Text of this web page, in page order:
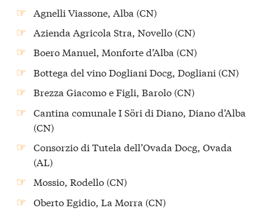
Agnelli Viassone, Alba (CN)
Azienda Agricola Stra, Novello (CN)
Boero Manuel, Monforte d’Alba (CN)
Bottega del vino Dogliani Docg, Dogliani (CN)
Brezza Giacomo e Figli, Barolo (CN)
Cantina comunale I Söri di Diano, Diano d’Alba
(CN)
Consorzio di Tutela dell’Ovada Docg, Ovada
(AL)
Mossio, Rodello (CN)
Oberto Egidio, La Morra (CN)